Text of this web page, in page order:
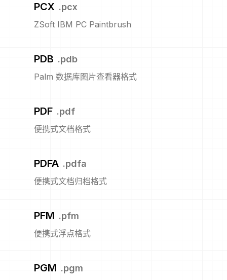
PCX .pcx
ZSoft IBM PC Paintbrush
PDB .pdb
Palm 数据库图片查看器格式
PDF .pdf
便携式文档格式
PDFA .pdfa
便携式文档归档格式
PFM .pfm
便携式浮点格式
PGM .pgm